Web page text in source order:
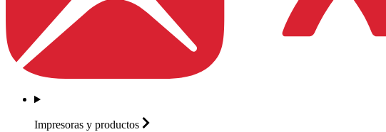
Impresoras y productos